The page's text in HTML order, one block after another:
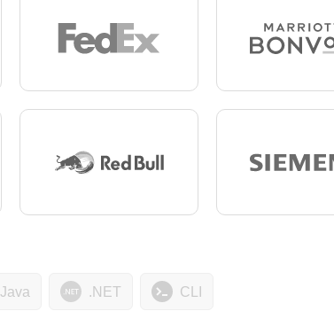
Java .NET CLI